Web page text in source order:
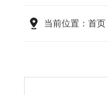
当前位置： 首页